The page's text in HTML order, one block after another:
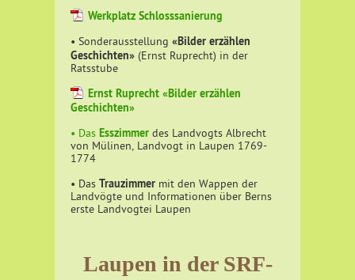
Werkplatz Schlosssanierung
• Sonderausstellung «Bilder erzählen
Geschichten» (Ernst Ruprecht) in der
Ratsstube
Ernst Ruprecht «Bilder erzählen
Geschichten»
• Das Esszimmer des Landvogts Albrecht
von Mülinen, Landvogt in Laupen 1769-
1774
• Das Trauzimmer mit den Wappen der
Landvögte und Informationen über Berns
erste Landvogtei Laupen
Laupen in der SRF-